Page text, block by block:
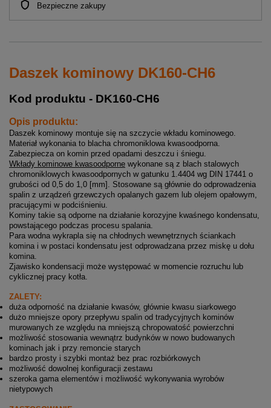
Bezpieczne zakupy
Daszek kominowy DK160-CH6
Kod produktu - DK160-CH6
Opis produktu:
Daszek kominowy montuje się na szczycie wkładu kominowego.
Materiał wykonania to blacha chromoniklowa kwasoodporna.
Zabezpiecza on komin przed opadami deszczu i śniegu.
Wkłady kominowe kwasoodporne wykonane są z blach stalowych
chromoniklowych kwasoodpornych w gatunku 1.4404 wg DIN 17441 o
grubości od 0,5 do 1,0 [mm]. Stosowane są głównie do odprowadzenia
spalin z urządzeń grzewczych opalanych gazem lub olejem opałowym,
pracującymi w podciśnieniu.
Kominy takie są odporne na działanie korozyjne kwaśnego kondensatu,
powstającego podczas procesu spalania.
Para wodna wykrapla się na chłodnych wewnętrznych ściankach
komina i w postaci kondensatu jest odprowadzana przez miskę u dołu
komina.
Zjawisko kondensacji może występować w momencie rozruchu lub
cyklicznej pracy kotła.
ZALETY:
duża odporność na działanie kwasów, głównie kwasu siarkowego
dużo mniejsze opory przepływu spalin od tradycyjnych kominów
murowanych ze względu na mniejszą chropowatość powierzchni
możliwość stosowania wewnątrz budynków w nowo budowanych
kominach jak i przy remoncie starych
bardzo prosty i szybki montaż bez prac rozbiórkowych
możliwość dowolnej konfiguracji zestawu
szeroka gama elementów i możliwość wykonywania wyrobów
nietypowych